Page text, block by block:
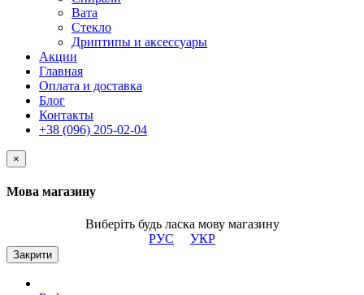
Вата
Стекло
Дриптипы и аксессуары
Акции
Главная
Оплата и доставка
Блог
Контакты
+38 (096) 205-02-04
×
Мова магазину
Виберіть будь ласка мову магазину
РУС
УКР
Закрити